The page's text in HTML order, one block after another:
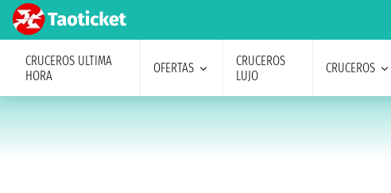
CRUCEROS ULTIMA
HORA
OFERTAS
CRUCEROS
LUJO
CRUCEROS